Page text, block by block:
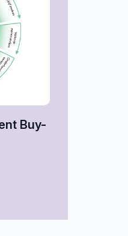
Buy-